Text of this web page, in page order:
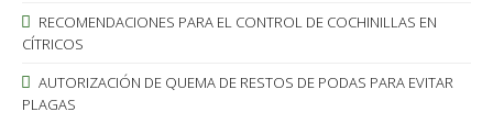
RECOMENDACIONES PARA EL CONTROL DE COCHINILLAS EN
CÍTRICOS
AUTORIZACIÓN DE QUEMA DE RESTOS DE PODAS PARA EVITAR
PLAGAS